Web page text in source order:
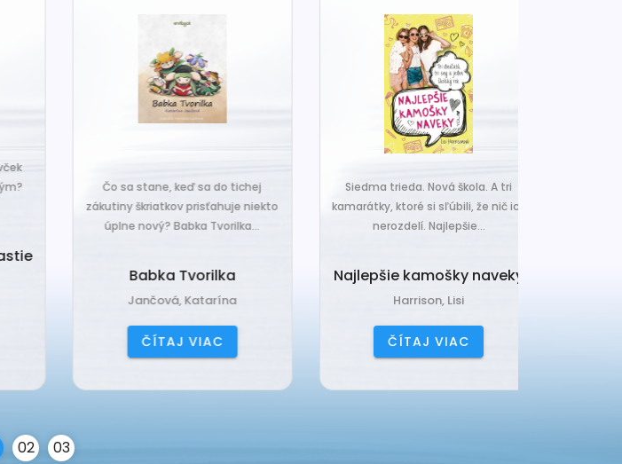
Čo sa stane, keď sa do tichej
zákutiny škriatkov prisťahuje niekto
úplne nový? Babka Tvorilka...
Babka Tvorilka
Jančová, Katarína
ČÍTAJ VIAC
Siedma trieda. Nová škola. A tri
kamarátky, ktoré si sľúbili, že nič ich
nerozdelí. Najlepšie...
Najlepšie kamošky naveky
Harrison, Lisi
ČÍTAJ VIAC
02 03